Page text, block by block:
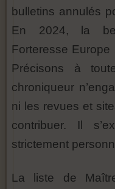
bulletins annulés
En 2024, la
Forteresse
Précisons à
chroniqueur
ni les revues et
contribuer. Il
strictement
La liste de